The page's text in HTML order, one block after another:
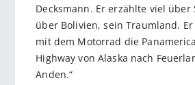
Decksmann. Er erzählte viel über
über Bolivien, sein Traumland.
mit dem Motorrad die
Highway von Alaska nach
Anden.“